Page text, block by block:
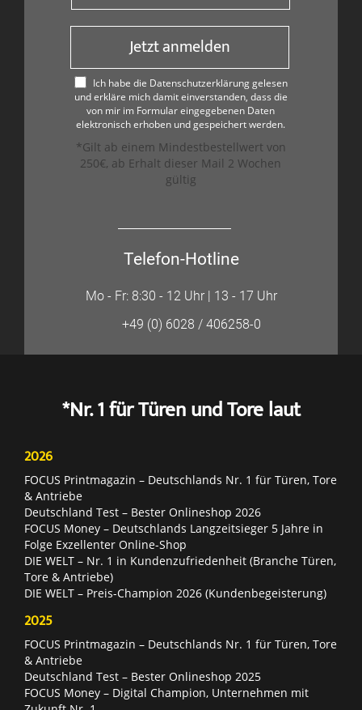
Jetzt anmelden
Ich habe die Datenschutzerklärung gelesen
und erkläre mich damit einverstanden, dass die
von mir im Formular eingegebenen Daten
elektronisch erhoben und gespeichert werden.
*Gilt ab einem Mindestbestellwert von
250€, ab Erhalt dieser Mail 2 Wochen
gültig
Telefon-Hotline
Mo - Fr: 8:30 - 12 Uhr | 13 - 17 Uhr
+49 (0) 6028 / 406258-0
*Nr. 1 für Türen und Tore laut
2026
FOCUS Printmagazin – Deutschlands Nr. 1 für Türen, Tore
& Antriebe
Deutschland Test – Bester Onlineshop 2026
FOCUS Money – Deutschlands Langzeitsieger 5 Jahre in
Folge Exzellenter Online-Shop
DIE WELT – Nr. 1 in Kundenzufriedenheit (Branche Türen,
Tore & Antriebe)
DIE WELT – Preis-Champion 2026 (Kundenbegeisterung)
2025
FOCUS Printmagazin – Deutschlands Nr. 1 für Türen, Tore
& Antriebe
Deutschland Test – Bester Onlineshop 2025
FOCUS Money – Digital Champion, Unternehmen mit